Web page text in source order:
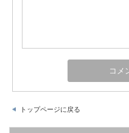
トップページに戻る